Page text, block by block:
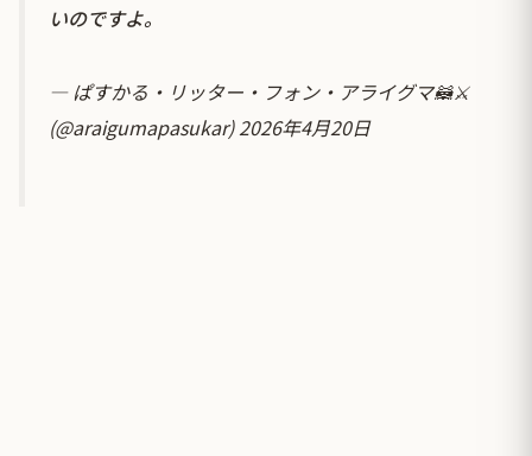
いのですよ。
— ぱすかる・リッター・フォン・アライグマ🦝⚔
(@araigumapasukar)2026年4月20日